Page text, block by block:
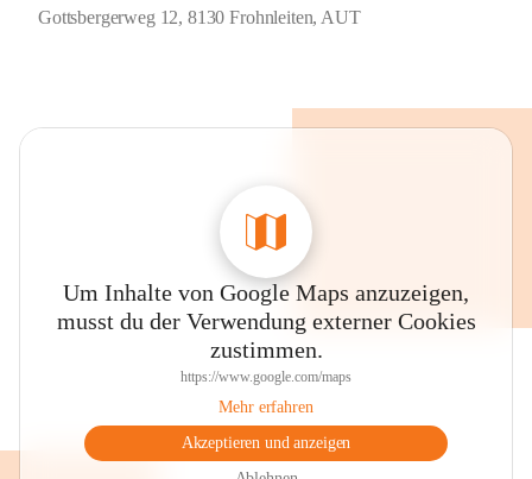
Gottsbergerweg 12, 8130 Frohnleiten, AUT
Um Inhalte von Google Maps anzuzeigen,
musst du der Verwendung externer Cookies
zustimmen.
https://www.google.com/maps
Mehr erfahren
Akzeptieren und anzeigen